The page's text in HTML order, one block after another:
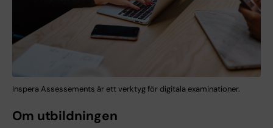
Inspera Assessements är ett verktyg för digitala examinationer.
Om utbildningen